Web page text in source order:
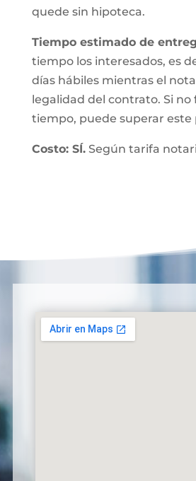
quede sin hipoteca.
Tiempo estimado de
tiempo los interesados, es
días hábiles mientras el
legalidad del contrato. Si no
tiempo, puede superar este
Costo: SÍ.Según tarifa